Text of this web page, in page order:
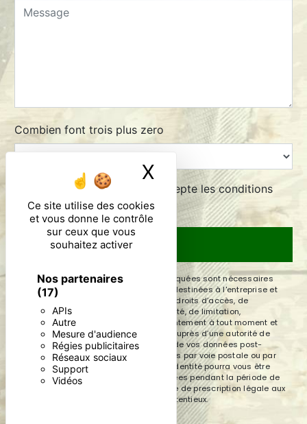
Ce site utilise des cookies
et vous donne le contrôle
sur ceux que vous
souhaitez activer
Nos partenaires
(17)
APIs
Autre
Mesure d'audience
Régies publicitaires
Réseaux sociaux
Support
Vidéos
X Masquer le
Combien font trois plus zero
En cochant cette case, j'accepte les conditions
particulières ci-dessous **
ENVOYER
** Les données personnelles communiquées sont nécessaires
aux fins de vous contacter. Elles sont destinées à l'entreprise et
ses sous-traitants. Vous disposez de droits d’accès, de
rectification, d’effacement, de portabilité, de limitation,
d’opposition, de retrait de votre consentement à tout moment et
du droit d’introduire une réclamation auprès d’une autorité de
contrôle, ainsi que d’organiser le sort de vos données post-
mortem. Vous pouvez exercer ces droits par voie postale ou par
courrier électronique. Un justificatif d'identité pourra vous être
demandé. Nous conservons vos données pendant la période de
prise de contact puis pendant la durée de prescription légale aux
fins probatoires et de gestion des contentieux.